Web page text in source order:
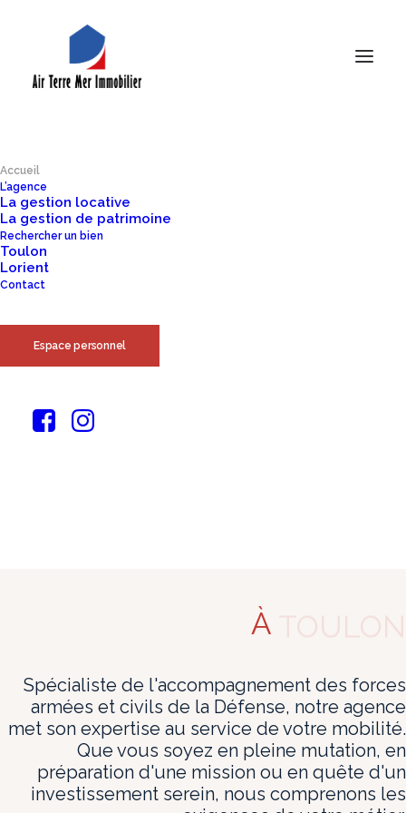
Accueil
L’agence
La gestion locative
La gestion de patrimoine
Rechercher un bien
Toulon
Lorient
Contact
Espace personnel
Spécialiste de l'accompagnement des forces
armées et civils de la Défense, notre agence
met son expertise au service de votre mobilité.
Que vous soyez en pleine mutation, en
préparation d'une mission ou en quête d'un
investissement serein, nous comprenons les